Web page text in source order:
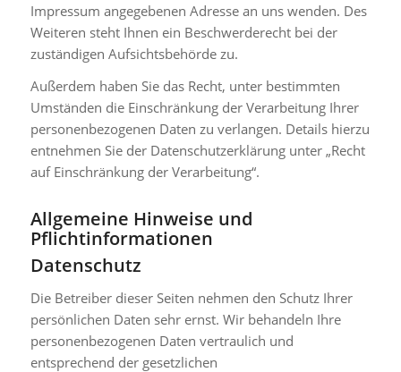
Impressum angegebenen Adresse an uns wenden. Des
Weiteren steht Ihnen ein Beschwerderecht bei der
zuständigen Aufsichtsbehörde zu.
Außerdem haben Sie das Recht, unter bestimmten
Umständen die Einschränkung der Verarbeitung Ihrer
personenbezogenen Daten zu verlangen. Details hierzu
entnehmen Sie der Datenschutzerklärung unter „Recht
auf Einschränkung der Verarbeitung“.
Allgemeine Hinweise und
Pflichtinformationen
Datenschutz
Die Betreiber dieser Seiten nehmen den Schutz Ihrer
persönlichen Daten sehr ernst. Wir behandeln Ihre
personenbezogenen Daten vertraulich und
entsprechend der gesetzlichen